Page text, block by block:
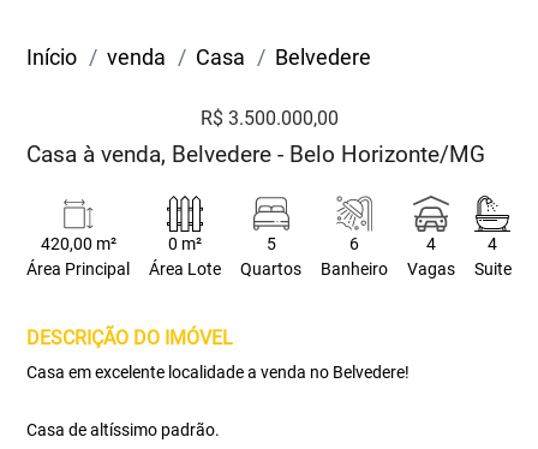
Início venda Casa Belvedere
R$ 3.500.000,00
Casa à venda, Belvedere - Belo Horizonte/MG
420,00 m²
Área Principal
0 m²
Área Lote
5
Quartos
6
Banheiro
4
Vagas
4
Suite
DESCRIÇÃO DO IMÓVEL
Casa em excelente localidade a venda no Belvedere!
Casa de altíssimo padrão.